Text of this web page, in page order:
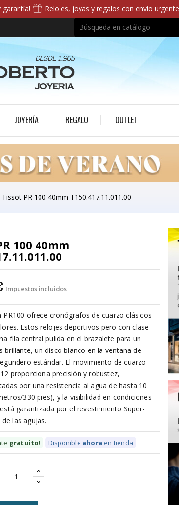
garantía!
Relojes, joyas y regalos con envío urgente
JOYERÍA REGALO OUTLET
Tissot PR 100 40mm T150.417.11.011.00
100 40mm
Impuestos incluidos
PR100 ofrece cronógrafos de cuarzo clásicos
Estos relojes deportivos pero con clase
fila central pulida en el brazalete para un
brillante, un disco blanco en la ventana de
estándar. El movimiento de cuarzo
proporciona precisión y robustez,
por una resistencia al agua de hasta 10
330 pies), y la visibilidad en condiciones
garantizada por el revestimiento Super-
las agujas.
gratuito! Disponible ahora en tienda